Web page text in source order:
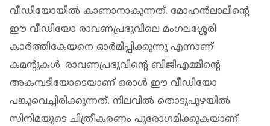
വീഡിയോയിൽ കാണാനാകുന്നത്. മോഹൻലാലിന്റെ
ഈ വീഡിയോ രാവണപ്രഭുവിലെ മംഗലശ്ശേരി
കാർത്തികേയനെ ഓർമിപ്പിക്കുന്നു എന്നാണ്
കമന്റുകൾ. രാവണപ്രഭുവിന്റെ ബിജിഎമ്മിന്റെ
അകമ്പടിയോടെയാണ് ഒരാൾ ഈ വീഡിയോ
പങ്കുവെച്ചിരിക്കുന്നത്. നിലവിൽ തൊടുപുഴയിൽ
സിനിമയുടെ ചിത്രീകരണം പുരോഗമിക്കുകയാണ്.